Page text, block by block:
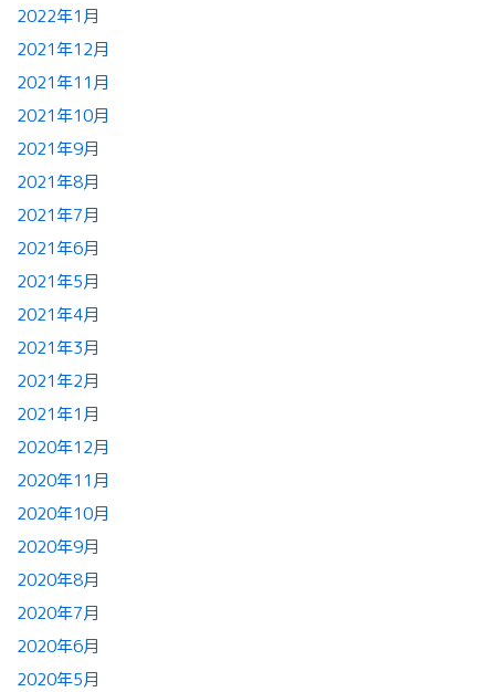
2022年1月
2021年12月
2021年11月
2021年10月
2021年9月
2021年8月
2021年7月
2021年6月
2021年5月
2021年4月
2021年3月
2021年2月
2021年1月
2020年12月
2020年11月
2020年10月
2020年9月
2020年8月
2020年7月
2020年6月
2020年5月